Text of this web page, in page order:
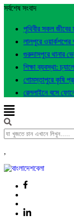
সর্বশেষ সংবাদ
পৃথিবীর সকল জীবের
লালপুরে
গুরুদাসপুরে থানার
শিক্ষা ব্যবস্থা:
গোমস্তাপুরে কৃষি
রেললাইনে বসে
,